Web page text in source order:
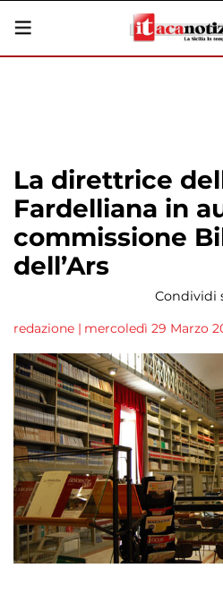
La direttrice
Fardelliana in
commissione
dell’Ars
Condividi
redazione | mercoledì 29 Marzo